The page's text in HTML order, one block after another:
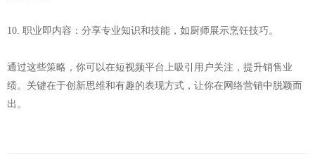
10. 职业即内容：分享专业知识和技能，如厨师展示烹饪技巧。
通过这些策略，你可以在短视频平台上吸引用户关注，提升销售业
绩。关键在于创新思维和有趣的表现方式，让你在网络营销中脱颖而
出。